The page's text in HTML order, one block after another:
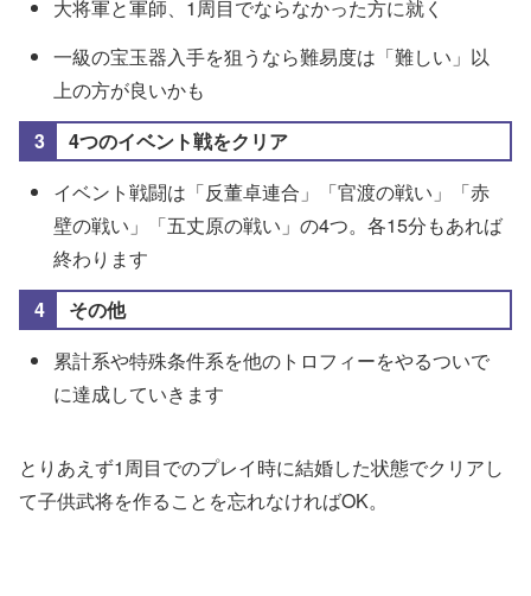
大将軍と軍師、1周目でならなかった方に就く
一級の宝玉器入手を狙うなら難易度は「難しい」以
上の方が良いかも
4つのイベント戦をクリア
イベント戦闘は「反董卓連合」「官渡の戦い」「赤
壁の戦い」「五丈原の戦い」の4つ。各15分もあれば
終わります
その他
累計系や特殊条件系を他のトロフィーをやるついで
に達成していきます
とりあえず1周目でのプレイ時に結婚した状態でクリアし
て子供武将を作ることを忘れなければOK。